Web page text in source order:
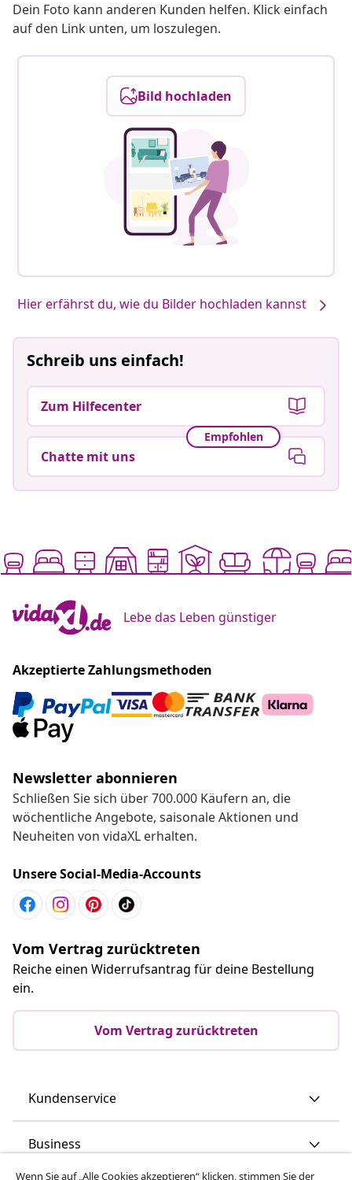
Dein Foto kann anderen Kunden helfen. Klick einfach
auf den Link unten, um loszulegen.
Bild hochladen
Hier erfährst du, wie du Bilder hochladen kannst
Schreib uns einfach!
Zum Hilfecenter
Empfohlen
Chatte mit uns
Lebe das Leben günstiger
Akzeptierte Zahlungsmethoden
Newsletter abonnieren
Schließen Sie sich über 700.000 Käufern an, die
wöchentliche Angebote, saisonale Aktionen und
Neuheiten von vidaXL erhalten.
Unsere Social-Media-Accounts
Vom Vertrag zurücktreten
Reiche einen Widerrufsantrag für deine Bestellung
ein.
Vom Vertrag zurücktreten
Kundenservice
Business
Wenn Sie auf „Alle Cookies akzeptieren“ klicken, stimmen Sie der